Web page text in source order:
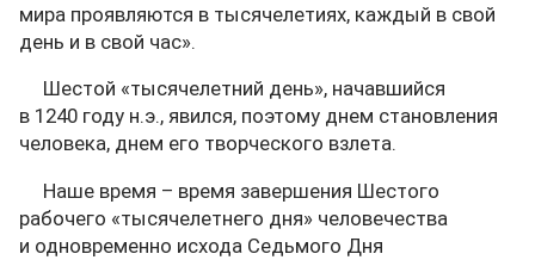
мира проявляются в тысячелетиях, каждый в свой
день и в свой час».
Шестой «тысячелетний день», начавшийся
в 1240 году н.э., явился, поэтому днем становления
человека, днем его творческого взлета.
Наше время – время завершения Шестого
рабочего «тысячелетнего дня» человечества
и одновременно исхода Седьмого Дня